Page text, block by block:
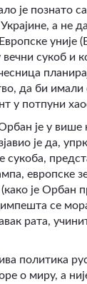
је познато
а
уније
сукоб и
да би имали
у потпуни
је у
је да,
сукоба,
европске
је Орбан
се
рата,
политика
о миру, а